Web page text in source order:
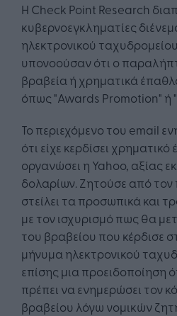
Η Check Point Research
κυβερνοεγκληματίες
ηλεκτρονικού
υπονοούσαν ότι ο
βραβεία ή χρηματικά
όπως "Awards Promotion" ή
Το περιεχόμενο του email
ότι είχε κερδίσει
οργανώσει η Yahoo, αξίας
δολαρίων. Ζητούσε από
στείλει τα προσωπικά και
με τον ισχυρισμό πως θα
του βραβείου που κέρδισε
μήνυμα ηλεκτρονικού
επίσης μια προειδοποίηση
πρέπει να ενημερώσει τον
βραβείου λόγω νομικών